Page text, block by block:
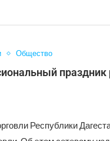
Общество
праздник
Республики